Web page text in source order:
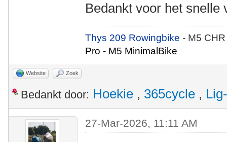
Bedankt voor het snelle
Thys 209 Rowingbike- M5
Pro - M5 MinimalBike
Website Zoek
Bedankt door: Hoekie , 365cycle ,
27-Mar-2026, 11:11 AM